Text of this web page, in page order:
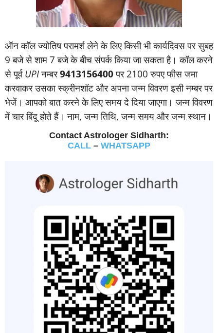
ऑन कॉल ज्‍योतिष परामर्श लेने के लिए किसी भी कार्यदिवस पर सुबह
9 बजे से शाम 7 बजे के बीच संपर्क किया जा सकता है। कॉल करने
से पूर्वUPIनम्‍बर9413156400पर 2100 रुपए फीस जमा
करवाकर उसका स्‍क्रीनशॉट और अपना जन्‍म विवरण इसी नम्‍बर पर
भेजें। आपको बात करने के लिए समय दे दिया जाएगा। जन्‍म विवरण
में चार बिंदू होते हैं। नाम, जन्‍म तिथि, जन्‍म समय और जन्‍म स्‍थान।
Contact Astrologer Sidharth:
CALL – WHATSAPP